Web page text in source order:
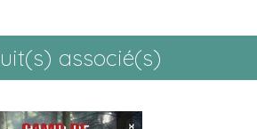
associé(s)